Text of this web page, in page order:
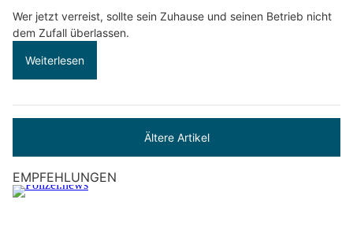
Wer jetzt verreist, sollte sein Zuhause und seinen Betrieb nicht
dem Zufall überlassen.
Weiterlesen
Ältere Artikel
EMPFEHLUNGEN